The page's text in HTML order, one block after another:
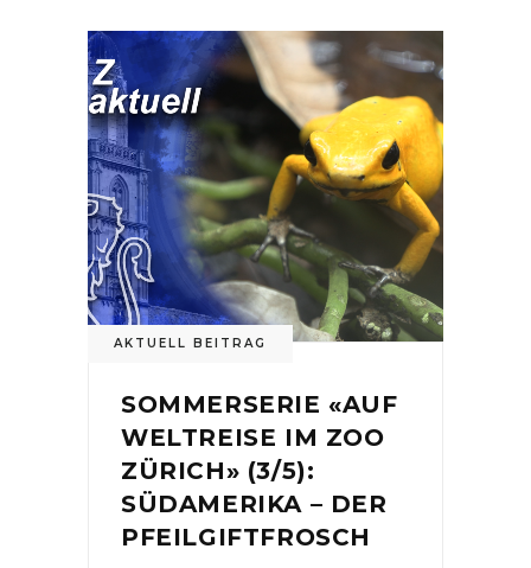
AKTUELL BEITRAG
SOMMERSERIE «AUF
WELTREISE IM ZOO
ZÜRICH» (3/5):
SÜDAMERIKA – DER
PFEILGIFTFROSCH